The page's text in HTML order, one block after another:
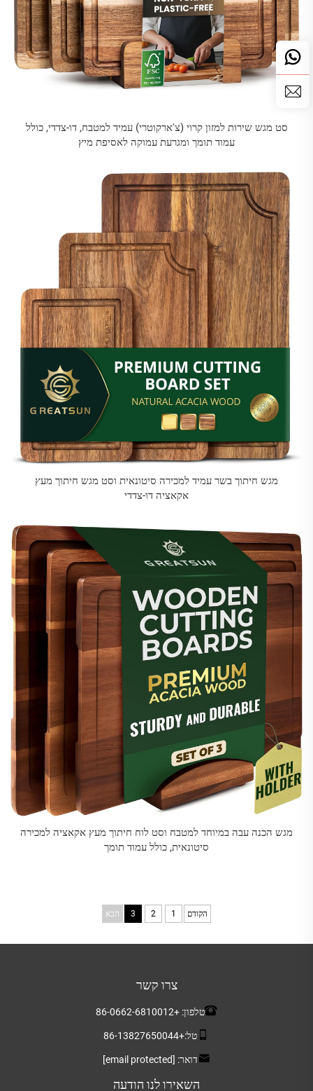
סט מגש שירות למזון קרוי (צ'ארקוטרי) עמיד למטבח, דו-צדדי, כולל
עמוד תומך ומגרעת עמוקה לאסיפת מיץ
מגש חיתוך בשר עמיד למכירה סיטונאית וסט מגש חיתוך מעץ
אקאציה דו-צדדי
מגש הכנה עבה במיוחד למטבח וסט לוח חיתוך מעץ אקאציה למכירה
סיטונאית, כולל עמוד תומך
הקודם 1
2
3 הבא
צרו קשר
טלפון: +86-0662-6810012
טל:+86-13827650044
דואר: [email protected]
השאירו לנו הודעה